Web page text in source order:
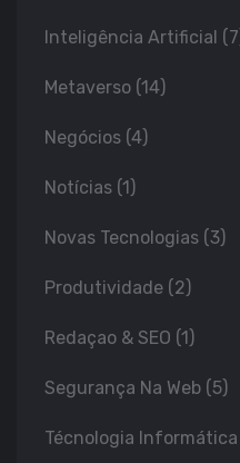
Inteligência Artificial
Metaverso (14)
Negócios (4)
Notícias (1)
Novas Tecnologias (3)
Produtividade (2)
Redaçao & SEO (1)
Segurança Na Web (5)
Técnologia Informática